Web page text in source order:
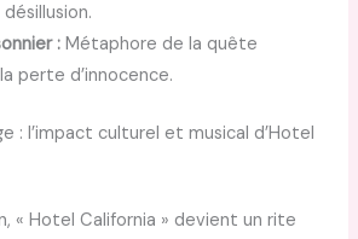
: Métaphore de la quête
perte d’innocence.
: l’impact culturel et musical d’Hotel
« Hotel California » devient un rite